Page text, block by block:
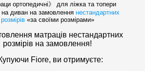
ортопедичні》 для ліжка та топери
на диван на замовлення нестандартних
розмірів«за своїми розмірами»
матраців нестандартних
розмірів на замовлення!
Fiore, ви отримуєте: